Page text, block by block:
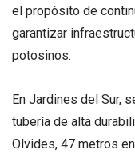
el propósito de
garantizar
potosinos.
En Jardines del Sur,
tubería de alta
Olvides, 47 metros